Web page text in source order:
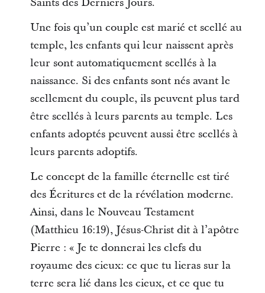
Une fois qu’un couple est marié et scellé au
temple, les enfants qui leur naissent après
leur sont automatiquement scellés à la
naissance. Si des enfants sont nés avant le
scellement du couple, ils peuvent plus tard
être scellés à leurs parents au temple. Les
enfants adoptés peuvent aussi être scellés à
leurs parents adoptifs.
Le concept de la famille éternelle est tiré
des Écritures et de la révélation moderne.
Ainsi, dans le Nouveau Testament
(Matthieu 16:19), Jésus-Christ dit à l’apôtre
Pierre : « Je te donnerai les clefs du
royaume des cieux: ce que tu lieras sur la
terre sera lié dans les cieux, et ce que tu